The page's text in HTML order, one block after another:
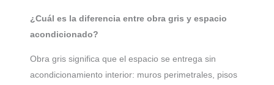
¿Cuál es la diferencia entre obra gris y espacio
acondicionado?
Obra gris significa que el espacio se entrega sin
acondicionamiento interior: muros perimetrales, pisos